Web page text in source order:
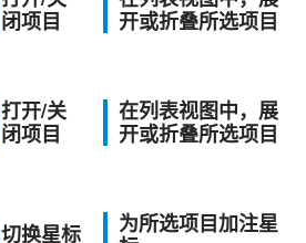
闭项目
开或折叠所选项目
打开/关
闭项目
在列表视图中，展
开或折叠所选项目
切换星标
为所选项目加注星